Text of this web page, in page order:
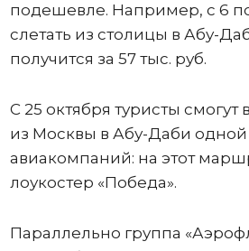
подешевле. Например, с 6 по
слетать из столицы в Абу-
получится за 57 тыс. руб.
С 25 октября туристы смогут
из Москвы в Абу-Даби одной
авиакомпаний: на этот
лоукостер «Победа».
Параллельно группа